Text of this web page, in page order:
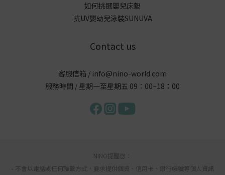
如何挑選嬰兒床墊
抗UV嬰幼兒泳裝SUNUVA
Contact us
客服信箱 / info@nino-world.com
服務時間 / 星期一至星期五 09：00~18：00
NINO提醒您：
- 不會以電話或任何聯繫方式，要求提供個資、信用卡、銀行帳號等個人資訊